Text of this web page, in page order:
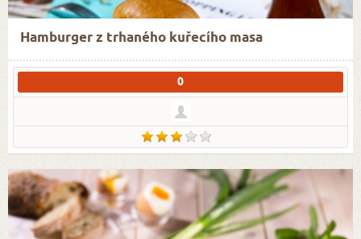
Hamburger z trhaného kuřecího masa
0